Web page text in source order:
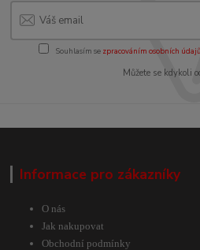
Souhlasím se zpracováním osobních údajů
Můžete se kdykoli
Informace pro zákazníky
O nás
Jak nakupovat
Obchodní podmínky